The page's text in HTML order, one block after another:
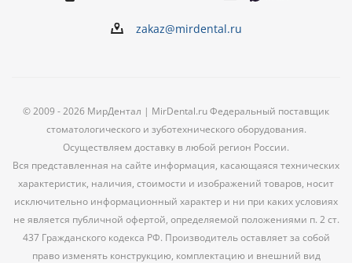
zakaz@mirdental.ru
© 2009 - 2026 МирДентал | MirDental.ru Федеральный поставщик
стоматологического и зуботехнического оборудования.
Осуществляем доставку в любой регион России.
Вся представленная на сайте информация, касающаяся технических
характеристик, наличия, стоимости и изображений товаров, носит
исключительно информационный характер и ни при каких условиях
не является публичной офертой, определяемой положениями п. 2 ст.
437 Гражданского кодекса РФ. Производитель оставляет за собой
право изменять конструкцию, комплектацию и внешний вид